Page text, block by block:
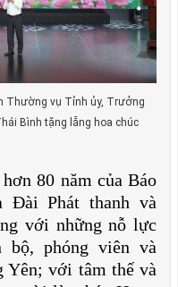
Thường vụ Tỉnh ủy, Trưởng
Bình tặng lẵng hoa chúc
80 năm của Báo
Đài Phát thanh và
với những nỗ lực
bộ, phóng viên và
Yên; với tâm thế và